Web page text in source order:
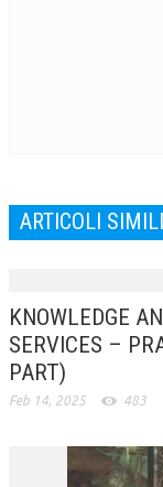
BOLLETTINO
DOCUMENTI
MANUALI E
TESI DI LAUREA
INVITI E
ARTICOLI SIMILI
KNOWLEDGE
SERVICES –
PART)
Feb 14, 2025 483